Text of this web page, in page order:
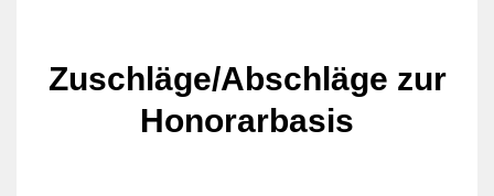
Zuschläge/Abschläge zur
Honorarbasis